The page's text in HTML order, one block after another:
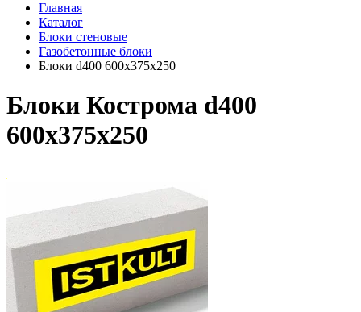
Главная
Каталог
Блоки стеновые
Газобетонные блоки
Блоки d400 600x375x250
Блоки Кострома d400
600x375x250